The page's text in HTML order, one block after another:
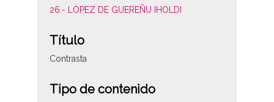
26.- LÓPEZ DE GUEREÑU IHOLDI
Título
Contrasta
Tipo de contenido